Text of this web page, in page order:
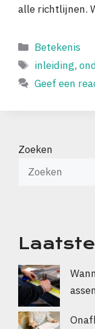
alle richtlijnen.
Categorieën
Betekenis
Tags
inleiding,
Geef een
Zoeken